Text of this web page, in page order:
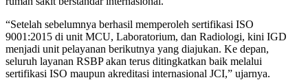
“Setelah sebelumnya berhasil memperoleh sertifikasi ISO
9001:2015 di unit MCU, Laboratorium, dan Radiologi, kini IGD
menjadi unit pelayanan berikutnya yang diajukan. Ke depan,
seluruh layanan RSBP akan terus ditingkatkan baik melalui
sertifikasi ISO maupun akreditasi internasional JCI,” ujarnya.